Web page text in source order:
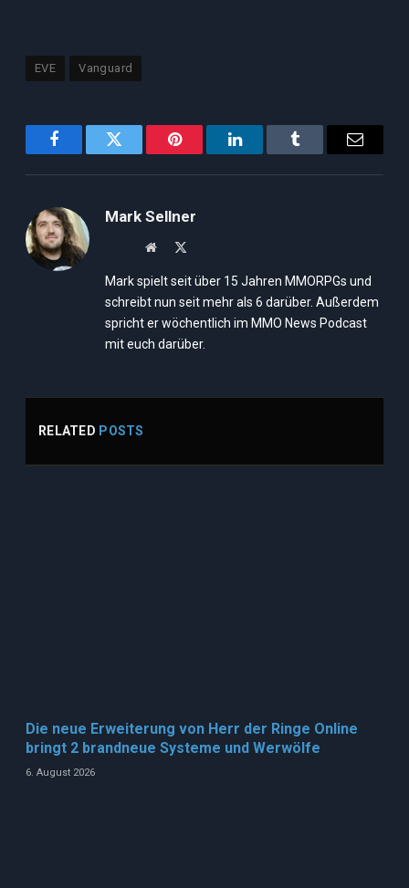
EVE Vanguard
FacebookTwitter PinterestLinkedInTumblr Email
Mark Sellner
Website
Mark spielt seit über 15 Jahren MMORPGs und
schreibt nun seit mehr als 6 darüber. Außerdem
spricht er wöchentlich im MMO News Podcast
mit euch darüber.
RELATED POSTS
Die neue Erweiterung von Herr der Ringe Online
bringt 2 brandneue Systeme und Werwölfe
6. August 2026